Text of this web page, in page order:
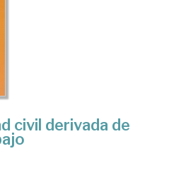
civil derivada de